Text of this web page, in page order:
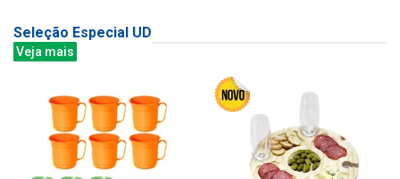
Seleção Especial UD
Veja mais